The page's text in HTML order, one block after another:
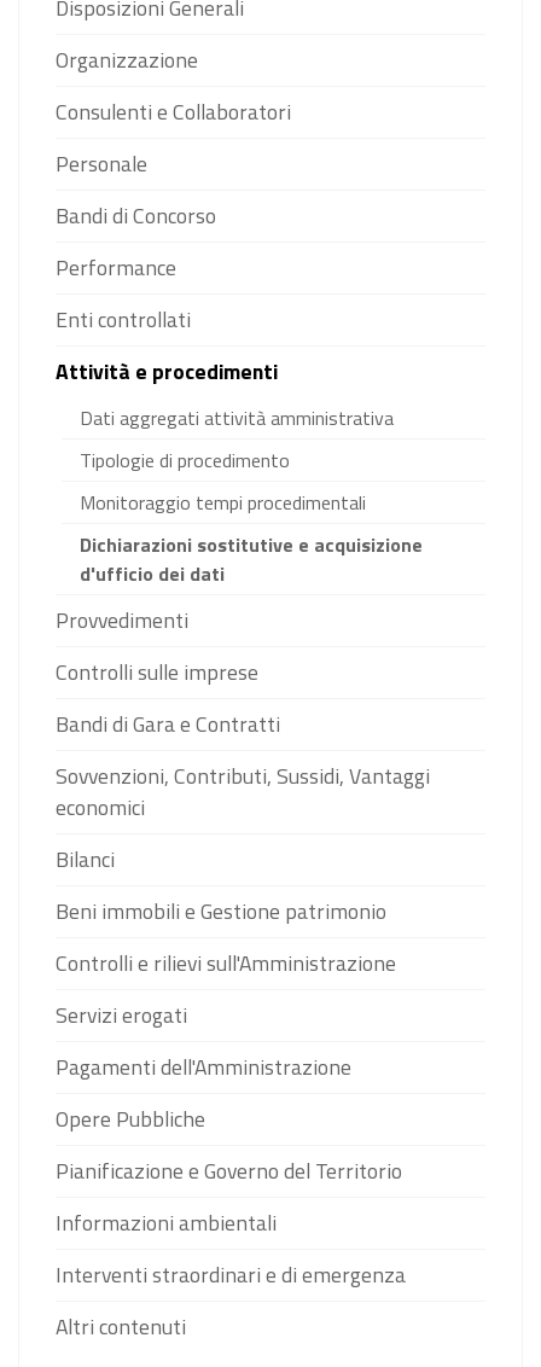
Disposizioni Generali
Organizzazione
Consulenti e Collaboratori
Personale
Bandi di Concorso
Performance
Enti controllati
Attività e procedimenti
Dati aggregati attività amministrativa
Tipologie di procedimento
Monitoraggio tempi procedimentali
Dichiarazioni sostitutive e acquisizione
d'ufficio dei dati
Provvedimenti
Controlli sulle imprese
Bandi di Gara e Contratti
Sovvenzioni, Contributi, Sussidi, Vantaggi
economici
Bilanci
Beni immobili e Gestione patrimonio
Controlli e rilievi sull'Amministrazione
Servizi erogati
Pagamenti dell'Amministrazione
Opere Pubbliche
Pianificazione e Governo del Territorio
Informazioni ambientali
Interventi straordinari e di emergenza
Altri contenuti